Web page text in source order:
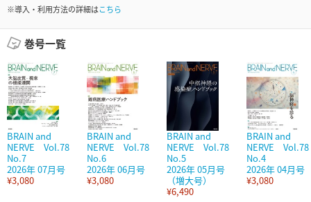
※導入・利用方法の詳細はこちら
巻号一覧
BRAIN and
NERVE Vol.78
No.7
2026年 07月号
¥3,080
BRAIN and
NERVE Vol.78
No.6
2026年 06月号
¥3,080
BRAIN and
NERVE Vol.78
No.5
2026年 05月号
（増大号）
¥6,490
BRAIN and
NERVE Vol.78
No.4
2026年 04月号
¥3,080